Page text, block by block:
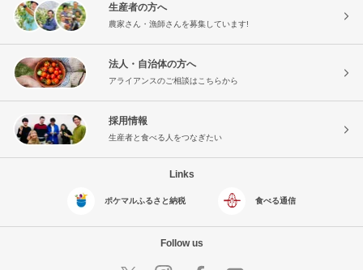
生産者の方へ
農家さん・漁師さんを募集しています!
法人・自治体の方へ
アライアンスのご相談はこちらから
採用情報
生産者と食べる人をつなぎたい
Links
ポケマルふるさと納税 食べる通信
Follow us